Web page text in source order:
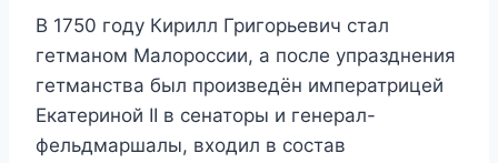
В 1750 году Кирилл Григорьевич стал
гетманом Малороссии, а после упразднения
гетманства был произведён императрицей
Екатериной II в сенаторы и генерал-
фельдмаршалы, входил в состав